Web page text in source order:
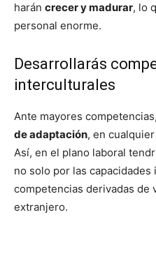
harán crecer y madurar, lo
personal enorme.
Desarrollarás
interculturales
Ante mayores
de adaptación, en
Así, en el plano laboral
no solo por las
competencias derivadas de
extranjero.